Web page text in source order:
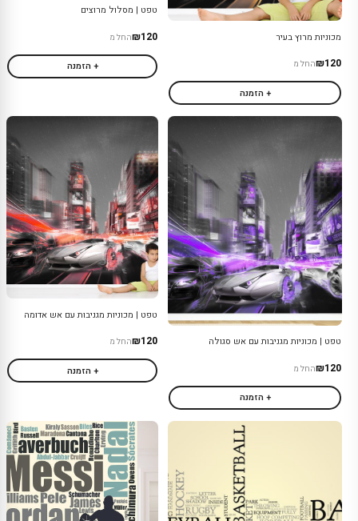
מכוניות מרוץ בעיר
₪120החל מ
+ הזמנה
טפט | מסלול מרוצים
₪120החל מ
+ הזמנה
טפט | מכוניות מגניבות עם אש סגולה
₪120החל מ
+ הזמנה
טפט | מכוניות מגניבות עם אש אדומה
₪120החל מ
+ הזמנה